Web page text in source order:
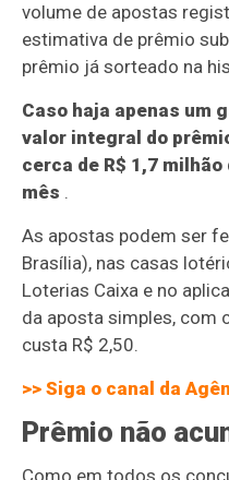
volume de apostas
estimativa de prêmio
prêmio já sorteado na
Caso haja apenas um
valor integral do
cerca de R$ 1,7
mês .
As apostas podem ser
Brasília), nas casas
Loterias Caixa e no
da aposta simples, com
custa R$ 2,50.
>> Siga o canal da
Prêmio não